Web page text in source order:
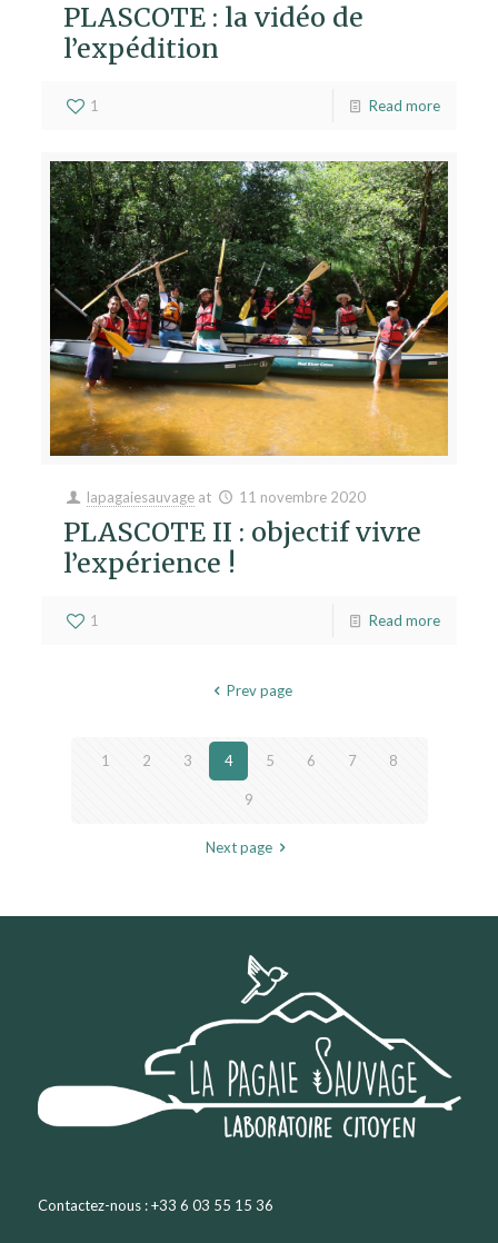
PLASCOTE : la vidéo de
l’expédition
1 Read more
lapagaiesauvage at 11 novembre 2020
PLASCOTE II : objectif vivre
l’expérience !
1 Read more
Prev page
1 2 3 4 5 6 7 8
9
Next page
Contactez-nous : +33 6 03 55 15 36